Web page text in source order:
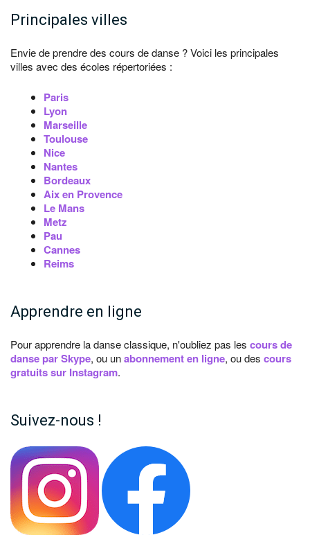
Principales villes
Envie de prendre des cours de danse ? Voici les principales
villes avec des écoles répertoriées :
Paris
Lyon
Marseille
Toulouse
Nice
Nantes
Bordeaux
Aix en Provence
Le Mans
Metz
Pau
Cannes
Reims
Apprendre en ligne
Pour apprendre la danse classique, n'oubliez pas les cours de
danse par Skype, ou unabonnement en ligne, ou des cours
gratuits sur Instagram.
Suivez-nous !